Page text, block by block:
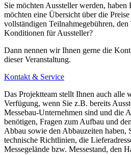
Sie möchten Aussteller werden,
möchten eine Übersicht über die
vollständigen Teilnahmegebühren,
Konditionen für Aussteller?
Dann nennen wir Ihnen gerne die
dieser Veranstaltung.
Kontakt & Service
Das Projektteam stellt Ihnen auch alle
Verfügung, wenn Sie z.B. bereits
Messebau-Unternehmen sind und die
benötigen, Fragen zum Aufbau und
Abbau sowie den Abbauzeiten haben,
technische Richtlinien, die
Messegelände bzw. Messestand, den